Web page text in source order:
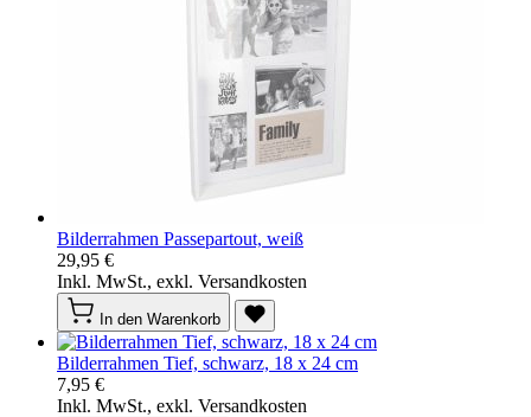
Bilderrahmen Passepartout, weiß
29,95 €
Inkl. MwSt., exkl. Versandkosten
In den Warenkorb
Bilderrahmen Tief, schwarz, 18 x 24 cm
7,95 €
Inkl. MwSt., exkl. Versandkosten